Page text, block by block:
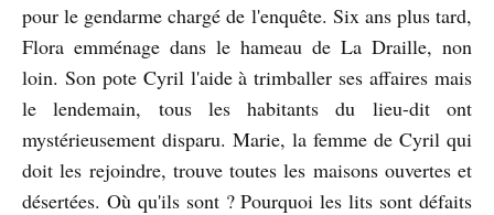
pour le gendarme chargé de l'enquête. Six ans plus tard,
Flora emménage dans le hameau de La Draille, non
loin. Son pote Cyril l'aide à trimballer ses affaires mais
le lendemain, tous les habitants du lieu-dit ont
mystérieusement disparu. Marie, la femme de Cyril qui
doit les rejoindre, trouve toutes les maisons ouvertes et
désertées. Où qu'ils sont ? Pourquoi les lits sont défaits